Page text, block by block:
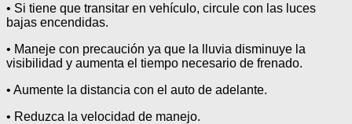
• Si tiene que transitar en vehículo, circule con las luces
bajas encendidas.
• Maneje con precaución ya que la lluvia disminuye la
visibilidad y aumenta el tiempo necesario de frenado.
• Aumente la distancia con el auto de adelante.
• Reduzca la velocidad de manejo.